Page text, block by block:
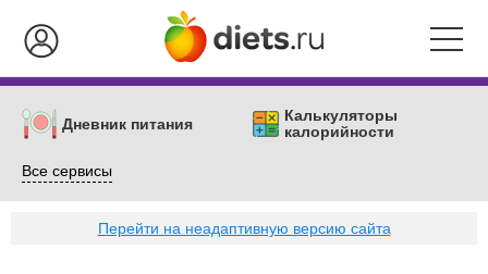
Дневник питания
Калькуляторы
калорийности
Все сервисы
Перейти на неадаптивную версию сайта